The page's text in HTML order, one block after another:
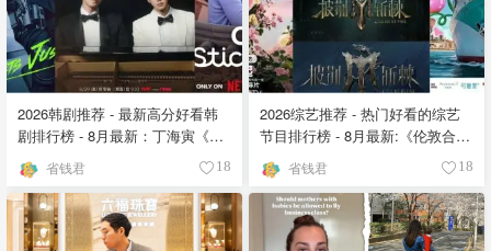
2026韩剧推荐 - 最新高分好看韩
剧排行榜 - 8月最新：丁海寅《我
的荒糖恋爱 》上线❣️
省钱君 18
2026综艺推荐 - 热门好看的综艺
节目排行榜 - 8月最新:《​​伦敦合伙
人》回归啦
省钱君 18